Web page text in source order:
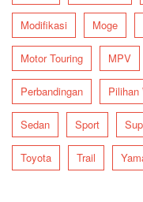
Modifikasi Moge
Motor Touring MPV
Perbandingan Pilihan
Sedan Sport
Toyota Trail